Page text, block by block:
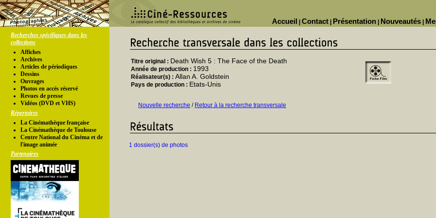
Nouveautés
Présentation
Contact
Accueil
Recherches spécifiques dans les
collections
Affiches
Archives
Articles de périodiques
Dessins
Ouvrages
Photos en accés réservé
Revues de presse
Vidéos (DVD et VHS)
Répertoires
La Cinémathèque française
La Cinémathèque de Toulouse
Centre National du Cinéma et de
l'image animée
Partenaires
Titre original : Death Wish 5 : The Face of the Death
Année de production : 1993
Réalisateur(s) : Allan A. Goldstein
Pays de production : Etats-Unis
Nouvelle recherche / Retour à la recherche transversale
1 dossier(s) de photos